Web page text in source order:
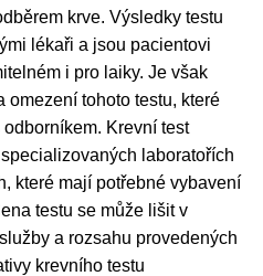
krve. Výsledky testu
lékaři a jsou pacientovi
i pro laiky. Je však
omezení tohoto testu, které
Krevní test
laboratořích
které mají potřebné vybavení
testu se může lišit v
a rozsahu provedených
krevního testu